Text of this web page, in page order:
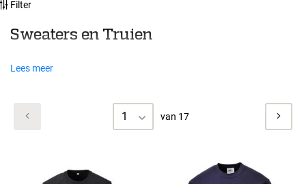
Filter
Sweaters en Truien
Lees meer
1 van 17